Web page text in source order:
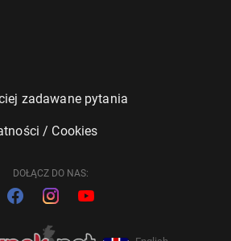
zadawane pytania
/ Cookies
DOŁĄCZ DO NAS: